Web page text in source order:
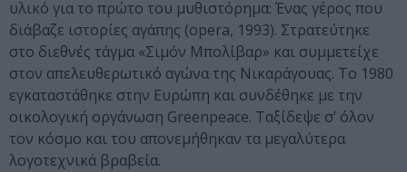
υλικό για το πρώτο του μυθιστόρημα: Ένας γέρος που
διάβαζε ιστορίες αγάπης (opera, 1993). Στρατεύτηκε
στο διεθνές τάγμα «Σιμόν Μπολίβαρ» και συμμετείχε
στον απελευθερωτικό αγώνα της Νικαράγουας. Το 1980
εγκαταστάθηκε στην Ευρώπη και συνδέθηκε με την
οικολογική οργάνωση Greenpeace. Ταξίδεψε σ’ όλον
τον κόσμο και του απονεμήθηκαν τα μεγαλύτερα
λογοτεχνικά βραβεία.